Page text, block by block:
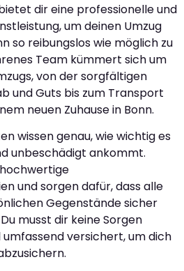
dir eine professionelle und
um deinen Umzug
so reibungslos wie möglich zu
Team kümmert sich um
von der sorgfältigen
und Guts bis zum Transport
neuen Zuhause in Bonn.
wissen genau, wie wichtig es
unbeschädigt ankommt.
und sorgen dafür, dass alle
Gegenstände sicher
musst dir keine Sorgen
versichert, um dich